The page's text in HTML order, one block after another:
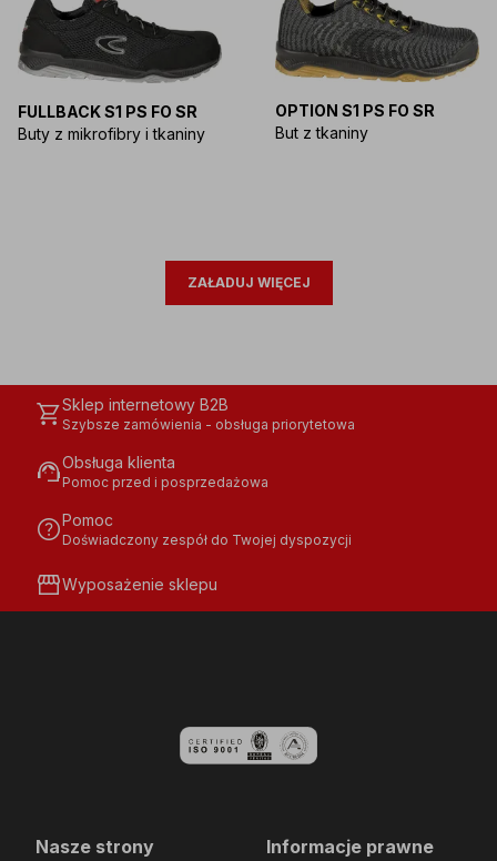
FULLBACK S1 PS FO SR
Buty z mikrofibry i tkaniny
OPTION S1 PS FO SR
But z tkaniny
ZAŁADUJ WIĘCEJ
shopping_cartSklep internetowy B2B
Szybsze zamówienia - obsługa priorytetowa
support_agentObsługa klienta
Pomoc przed i posprzedażowa
helpPomoc
Doświadczony zespół do Twojej dyspozycji
storefrontWyposażenie sklepu
Nasze strony Informacje prawne